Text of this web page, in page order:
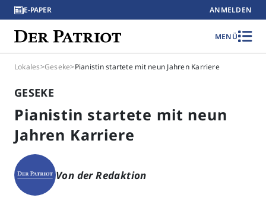
E-PAPER ANMELDEN
MENÜ
Lokales>Geseke>Pianistin startete mit neun Jahren Karriere
GESEKE
Pianistin startete mit neun
Jahren Karriere
Von der Redaktion